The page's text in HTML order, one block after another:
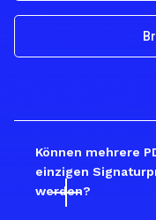
Können mehrere
einzigen
werden?